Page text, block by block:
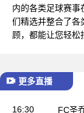
内的各类足球赛事
们精选并整合了各
顾，都能让您轻松
更多直播
16:30
FC圣